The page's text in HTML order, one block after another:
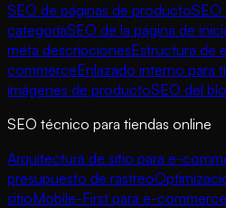
SEO de páginas de productoSEO
categoríaSEO de la página de
meta descripcionesEstructura de
commerceEnlazado interno para
imágenes de productoSEO del
SEO técnico para tiendas online
Arquitectura de sitio para e-
presupuesto de rastreo
sitioMobile-First para e-commerce